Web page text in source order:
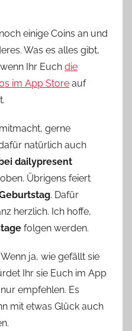
einige Coins an und
Was es alles gibt,
Ihr Euch die
im App Store auf
gerne
natürlich auch
dailypresent
Übrigens feiert
. Dafür
herzlich. Ich hoffe,
folgen werden.
ja, wie gefällt sie
Ihr sie Euch im App
empfehlen. Es
mit etwas Glück auch